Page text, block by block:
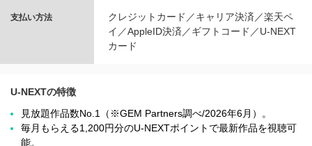
支払い方法
クレジットカード／キャリア決済／楽天ペ
イ／AppleID決済／ギフトコード／U-NEXT
カード
U-NEXTの特徴
見放題作品数No.1（※GEM Partners調べ/2026年6⽉）。
毎月もらえる1,200円分のU-NEXTポイントで最新作品を視聴可
能。